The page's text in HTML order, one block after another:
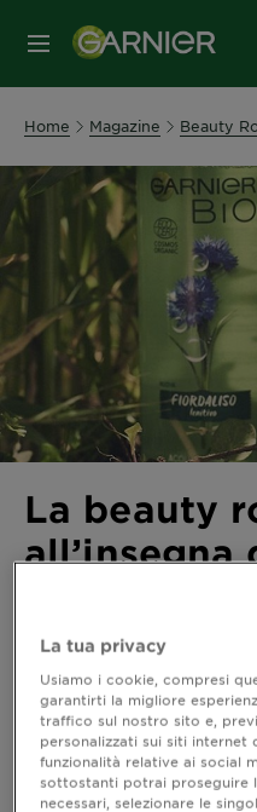
MENU
Home Magazine Beauty
La beauty
Ultimo aggiornamento
Onesto, rispettoso del
l’identikit del nuovo
della pelle è questo. In …
La tua privacy
Usiamo i cookie, compresi
garantirti la migliore
traffico sul nostro sito e,
personalizzati sui siti
funzionalità relative ai social
sottostanti potrai proseguire
necessari, selezionare le